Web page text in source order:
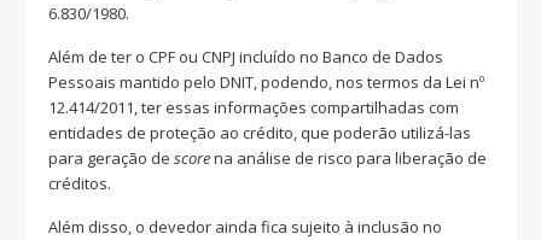
6.830/1980.
Além de ter o CPF ou CNPJ incluído no Banco de Dados
Pessoais mantido pelo DNIT, podendo, nos termos da Lei nº
12.414/2011, ter essas informações compartilhadas com
entidades de proteção ao crédito, que poderão utilizá-las
para geração de scorena análise de risco para liberação de
créditos.
Além disso, o devedor ainda fica sujeito à inclusão no